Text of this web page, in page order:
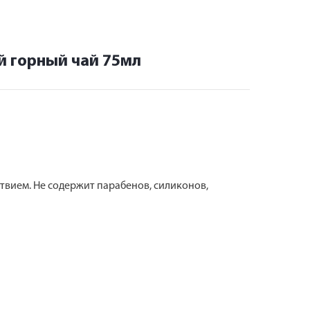
горный чай 75мл
Не содержит парабенов, силиконов,